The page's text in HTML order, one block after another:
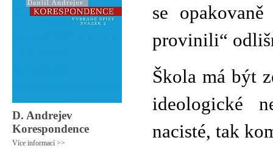
D. Andrejev
Korespondence
Více informací >>
se
provinili“
Škola má být
ideologické
nacisté, tak